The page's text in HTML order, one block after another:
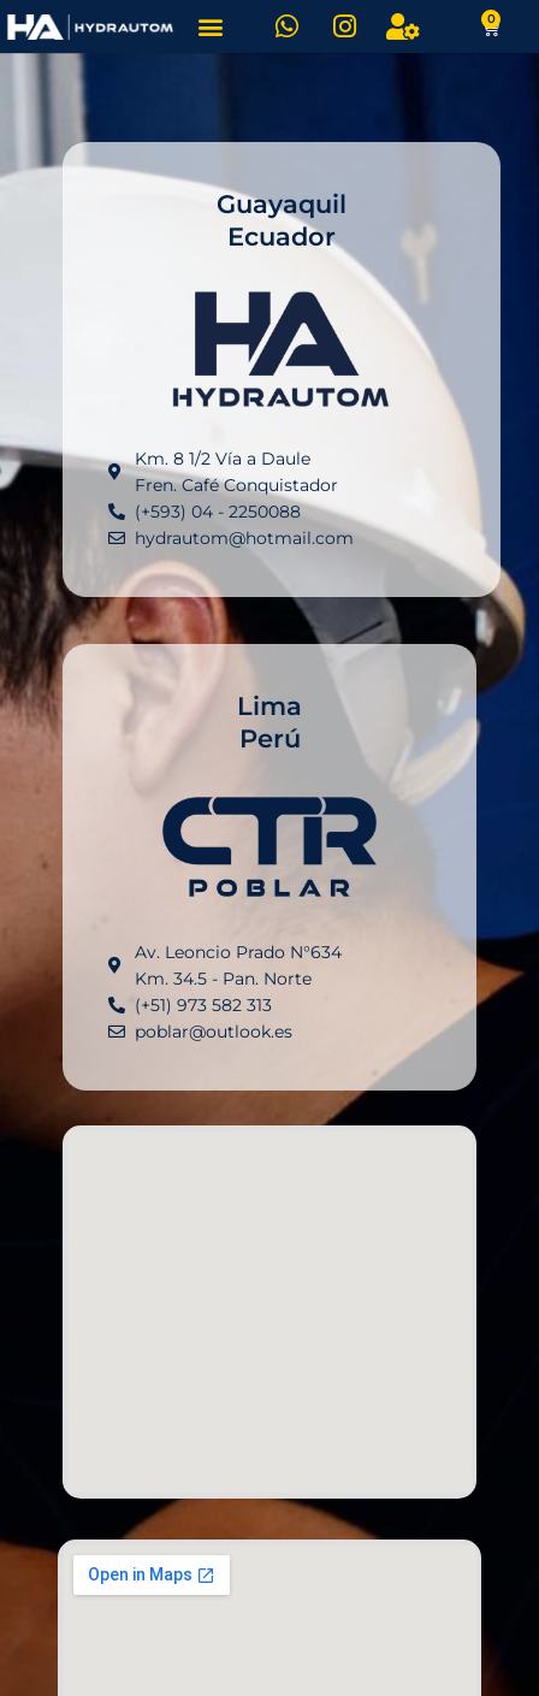
Ir
al
W
h
a
p
I
n
g
a
m
U
s
c
0
Guayaquil
Ecuador
Km. 8 1/2 Vía a Daule
Fren. Café Conquistador
(+593) 04 - 2250088
hydrautom@hotmail.com
Lima
Perú
Av. Leoncio Prado N°634
Km. 34.5 - Pan. Norte
(+51) 973 582 313
poblar@outlook.es